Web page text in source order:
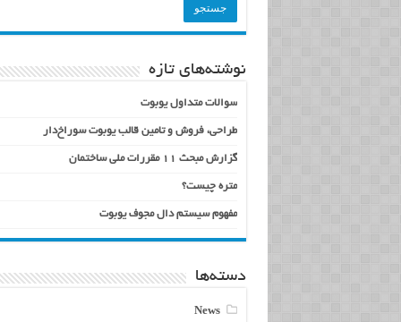
نوشته‌های تازه
سوالات متداول یوبوت
طراحی، فروش و تامین قالب یوبوت سوراخ‌دار
گزارش مبحث 11 مقررات ملی ساختمان
متره چیست؟
مفهوم سیستم دال مجوف یوبوت
دسته‌ها
News